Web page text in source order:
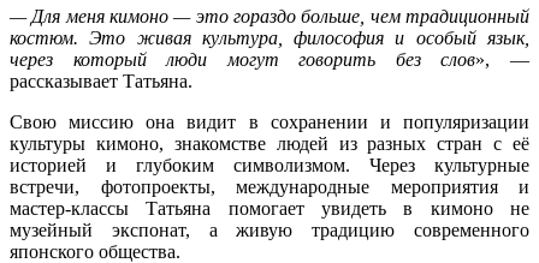
— Для меня кимоно — это гораздо больше, чем традиционный
костюм. Это живая культура, философия и особый язык,
через который люди могут говорить без слов», —
рассказывает Татьяна.
Свою миссию она видит в сохранении и популяризации
культуры кимоно, знакомстве людей из разных стран с её
историей и глубоким символизмом. Через культурные
встречи, фотопроекты, международные мероприятия и
мастер-классы Татьяна помогает увидеть в кимоно не
музейный экспонат, а живую традицию современного
японского общества.